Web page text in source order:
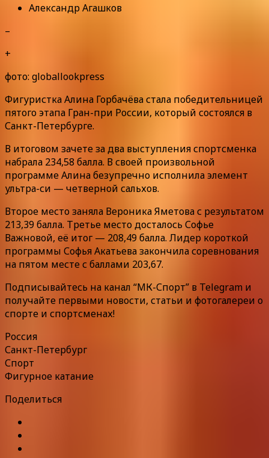
Александр Агашков
–
+
фото: globallookpress
Фигуристка Алина Горбачёва стала победительницей
пятого этапа Гран-при России, который состоялся в
Санкт-Петербурге.
В итоговом зачете за два выступления спортсменка
набрала 234,58 балла. В своей произвольной
программе Алина безупречно исполнила элемент
ультра-си — четверной сальхов.
Второе место заняла Вероника Яметова с результатом
213,39 балла. Третье место досталось Софье
Важновой, её итог — 208,49 балла. Лидер короткой
программы Софья Акатьева закончила соревнования
на пятом месте с баллами 203,67.
Подписывайтесь на канал “МК-Спорт” в Telegram и
получайте первыми новости, статьи и фотогалереи о
спорте и спортсменах!
Россия
Санкт-Петербург
Спорт
Фигурное катание
Поделиться